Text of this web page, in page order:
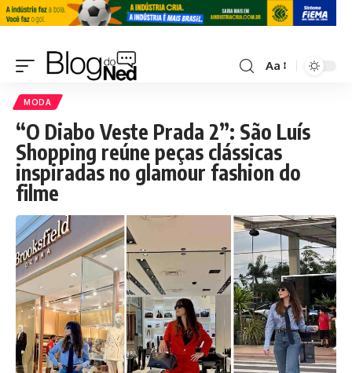
Aa
MODA
“O Diabo Veste Prada 2”: São Luís
Shopping reúne peças clássicas
inspiradas no glamour fashion do
filme